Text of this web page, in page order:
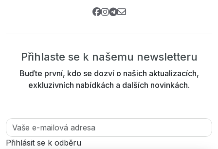
Přihlaste se k našemu newsletteru
Buďte první, kdo se dozví o našich aktualizacích,
exkluzivních nabídkách a dalších novinkách.
Přihlásit se k odběru